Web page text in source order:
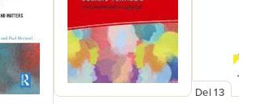
Del 13